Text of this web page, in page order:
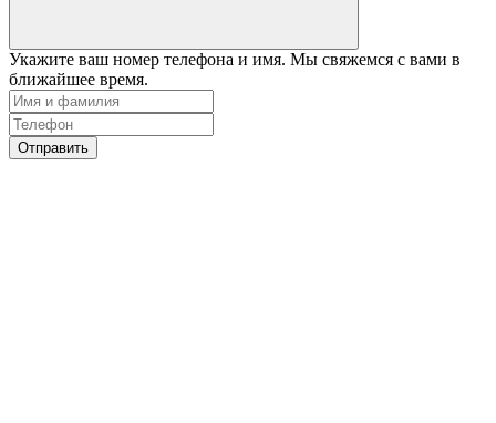
Укажите ваш номер телефона и имя. Мы свяжемся с вами в
ближайшее время.
Отправить